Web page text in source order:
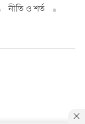
নীতি ও শর্ত